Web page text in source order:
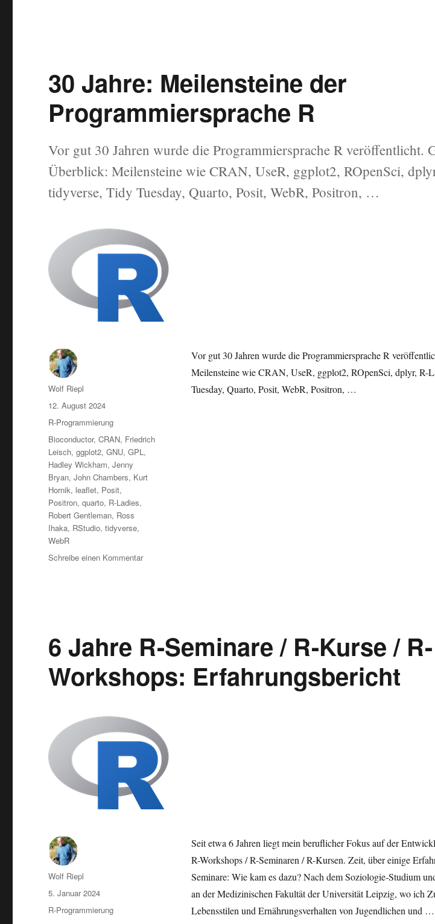
Quarto!
30 Jahre: Meilensteine der
Programmiersprache R
Vor gut 30 Jahren wurde die Programmiersprache R veröffentlicht.
Überblick: Meilensteine wie CRAN, UseR, ggplot2, ROpenSci,
tidyverse, Tidy Tuesday, Quarto, Posit, WebR, Positron, …
Vor gut 30 Jahren wurde die Programmiersprache R
Meilensteine wie CRAN, UseR, ggplot2, ROpenSci, dplyr, R-
Tuesday, Quarto, Posit, WebR, Positron, …
Autor
Wolf Riepl
Veröffentlicht
am
12. August 2024
Kategorien
R-Programmierung
Schlagwörter
Bioconductor,CRAN, Friedrich
Leisch,ggplot2,GNU,GPL,
Hadley Wickham,Jenny
Bryan,John Chambers, Kurt
Hornik, leaflet, Posit,
Positron,quarto, R-Ladies,
Robert Gentleman, Ross
Ihaka, RStudio,tidyverse,
WebR
Schreibe einen Kommentarzu
6 Jahre R-Seminare / R-Kurse / R-
Workshops: Erfahrungsbericht
Seit etwa 6 Jahren liegt mein beruflicher Fokus auf der
R-Workshops / R-Seminaren / R-Kursen. Zeit, über einige
Seminare: Wie kam es dazu? Nach dem Soziologie-Studium
an der Medizinischen Fakultät der Universität Leipzig, wo ich
Lebensstilen und Ernährungsverhalten von Jugendlichen und …
Autor
Wolf Riepl
Veröffentlicht
am
5. Januar 2024
Kategorien
R-Programmierung